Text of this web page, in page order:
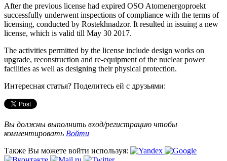
After the previous license had expired OSO Atomenergoproekt
successfully underwent inspections of compliance with the terms of
licensing, conducted by Rostekhnadzor. It resulted in issuing a new
license, which is valid till May 30 2017.
The activities permitted by the license include design works on
upgrade, reconstruction and re-equipment of the nuclear power
facilities as well as designing their physical protection.
Интересная статья? Поделитесь ей с друзьями:
Вы должны выполнить вход/регистрацию чтобы
комментировать Войти
Также Вы можете войти используя: